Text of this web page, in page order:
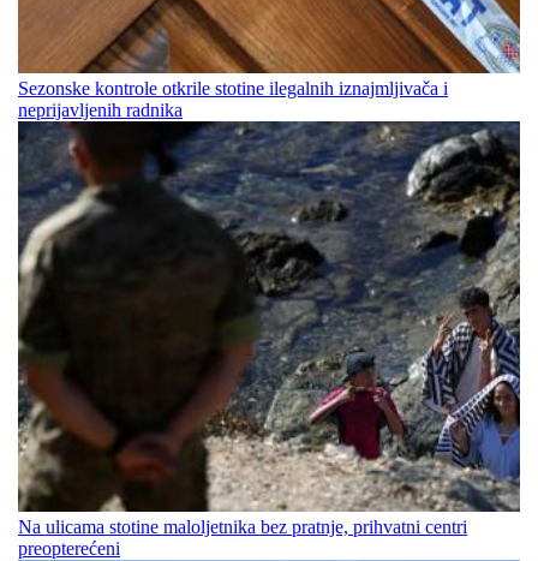
Sezonske kontrole otkrile stotine ilegalnih iznajmljivača i
neprijavljenih radnika
Na ulicama stotine maloljetnika bez pratnje, prihvatni centri
preopterećeni